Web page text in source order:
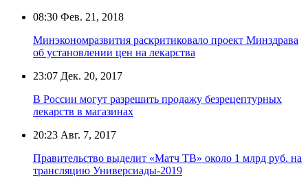
08:30 Фев. 21, 2018
Минэкономразвития раскритиковало проект Минздрава
об установлении цен на лекарства
23:07 Дек. 20, 2017
В России могут разрешить продажу безрецептурных
лекарств в магазинах
20:23 Авг. 7, 2017
Правительство выделит «Матч ТВ» около 1 млрд руб. на
трансляцию Универсиады-2019